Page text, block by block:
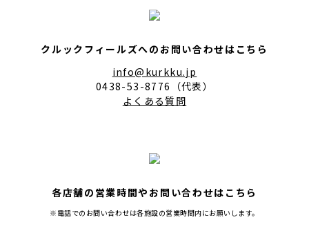
クルックフィールズへのお問い合わせはこちら
info@kurkku.jp
0438-53-8776（代表）
よくある質問
各店舗の営業時間やお問い合わせはこちら
※電話でのお問い合わせは各施設の営業時間内にお願いします。